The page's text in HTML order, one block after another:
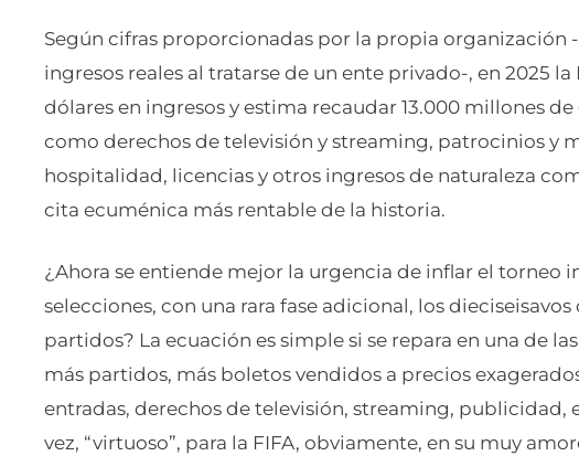
Según cifras proporcionadas por la propia organización
ingresos reales al tratarse de un ente privado-, en 2025
dólares en ingresos y estima recaudar 13.000 millones
como derechos de televisión y streaming, patrocinios y
hospitalidad, licencias y otros ingresos de naturaleza
cita ecuménica más rentable de la historia.
¿Ahora se entiende mejor la urgencia de inflar el torneo
selecciones, con una rara fase adicional, los
partidos? La ecuación es simple si se repara en una de
más partidos, más boletos vendidos a precios
entradas, derechos de televisión, streaming, publicidad,
vez, “virtuoso”, para la FIFA, obviamente, en su muy